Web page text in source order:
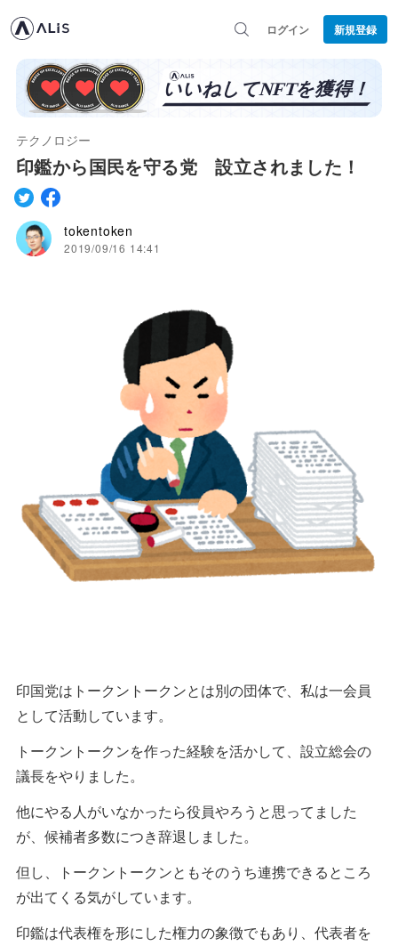
ログイン 新規登録
テクノロジー
印鑑から国民を守る党 設立されました！
tokentoken
2019/09/16 14:41
印国党はトークントークンとは別の団体で、私は一会員
として活動しています。
トークントークンを作った経験を活かして、設立総会の
議長をやりました。
他にやる人がいなかったら役員やろうと思ってました
が、候補者多数につき辞退しました。
但し、トークントークンともそのうち連携できるところ
が出てくる気がしています。
印鑑は代表権を形にした権力の象徴でもあり、代表者を